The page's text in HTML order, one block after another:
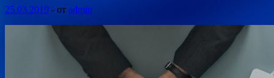
25.03.2019 - от admin